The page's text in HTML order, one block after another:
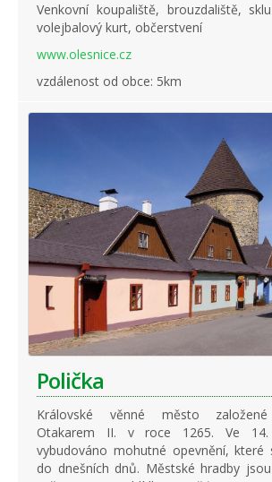
Venkovní koupaliště, brouzdaliště,
volejbalový kurt, občerstvení
www.olesnice.cz
vzdálenost od obce: 5km
Polička
Královské věnné město založené
Otakarem II. v roce 1265. Ve
vybudováno mohutné opevnění, které
do dnešních dnů. Městské hradby